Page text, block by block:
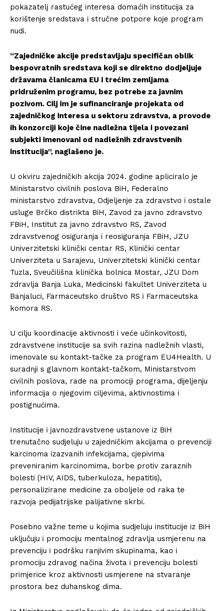
pokazatelj rastućeg interesa domaćih institucija za
korištenje sredstava i stručne potpore koje program
nudi.
“Zajedničke akcije predstavljaju specifičan oblik
bespovratnih sredstava koji se direktno dodjeljuje
državama članicama EU i trećim zemljama
pridruženim programu, bez potrebe za javnim
pozivom. Cilj im je sufinanciranje projekata od
zajedničkog interesa u sektoru zdravstva, a provode
ih konzorciji koje čine nadležna tijela i povezani
subjekti imenovani od nadležnih zdravstvenih
institucija”, naglašeno je.
U okviru zajedničkih akcija 2024. godine apliciralo je
Ministarstvo civilnih poslova BiH, Federalno
ministarstvo zdravstva, Odjeljenje za zdravstvo i ostale
usluge Brčko distrikta BiH, Zavod za javno zdravstvo
FBiH, Institut za javno zdravstvo RS, Zavod
zdravstvenog osiguranja i reosiguranja FBiH, JZU
Univerzitetski klinički centar RS, Klinički centar
Univerziteta u Sarajevu, Univerzitetski klinički centar
Tuzla, Sveučilišna klinička bolnica Mostar, JZU Dom
zdravlja Banja Luka, Medicinski fakultet Univerziteta u
Banjaluci, Farmaceutsko društvo RS i Farmaceutska
komora RS.
U cilju koordinacije aktivnosti i veće učinkovitosti,
zdravstvene institucije sa svih razina nadležnih vlasti,
imenovale su kontakt-tačke za program EU4Health. U
suradnji s glavnom kontakt-tačkom, Ministarstvom
civilnih poslova, rade na promociji programa, dijeljenju
informacija o njegovim ciljevima, aktivnostima i
postignućima.
Institucije i javnozdravstvene ustanove iz BiH
trenutačno sudjeluju u zajedničkim akcijama o prevenciji
karcinoma izazvanih infekcijama, cjepivima
preveniranim karcinomima, borbe protiv zaraznih
bolesti (HIV, AIDS, tuberkuloza, hepatitis),
personalizirane medicine za oboljele od raka te
razvoja pedijatrijske palijativne skrbi.
Posebno važne teme u kojima sudjeluju institucije iz BiH
uključuju i promociju mentalnog zdravlja usmjerenu na
prevenciju i podršku ranjivim skupinama, kao i
promociju zdravog načina života i prevenciju bolesti
primjerice kroz aktivnosti usmjerene na stvaranje
prostora bez duhanskog dima.